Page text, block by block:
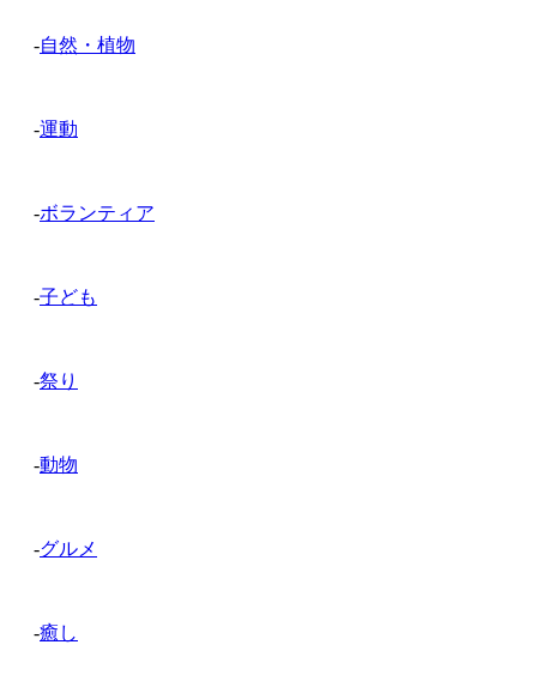
-自然・植物
-運動
-ボランティア
-子ども
-祭り
-動物
-グルメ
-癒し